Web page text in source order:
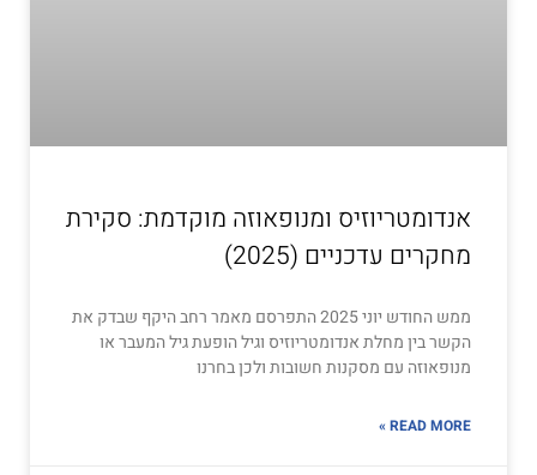
אנדומטריוזיס ומנופאוזה מוקדמת: סקירת
מחקרים עדכניים (2025)
ממש החודש יוני 2025 התפרסם מאמר רחב היקף שבדק את
הקשר בין מחלת אנדומטריוזיס וגיל הופעת גיל המעבר או
מנופאוזה עם מסקנות חשובות ולכן בחרנו
READ MORE »